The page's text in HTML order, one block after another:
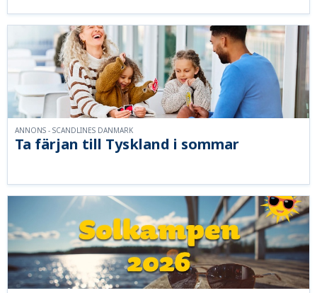
Ta färjan till Tyskland i sommar
ANNONS - SCANDLINES DANMARK